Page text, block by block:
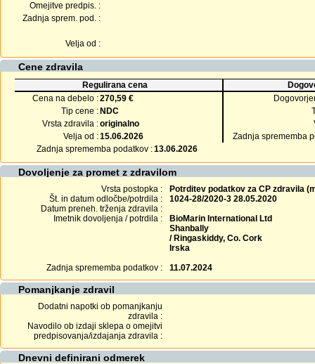
Omejitve predpis. :
Zadnja sprem. pod. :
Velja od :
Cene zdravila
Regulirana cena
Cena na debelo :270,59 €
Tip cene : NDC
Vrsta zdravila :originalno
Velja od :15.06.2026
Zadnja sprememba
Zadnja sprememba podatkov :13.06.2026
Dovoljenje za promet z zdravilom
Vrsta postopka :
Potrditev podatkov za CP zdravila
Št. in datum odločbe/potrdila :
1024-28/2020-3 28.05.2020
Datum preneh. trženja zdravila :
Imetnik dovoljenja / potrdila :
BioMarin International Ltd
Shanbally
/ Ringaskiddy, Co. Cork
Irska
Zadnja sprememba podatkov :
11.07.2024
Pomanjkanje zdravil
Dodatni napotki ob pomanjkanju
zdravila :
Navodilo ob izdaji sklepa o omejitvi
predpisovanja/izdajanja zdravila :
Dnevni definirani odmerek